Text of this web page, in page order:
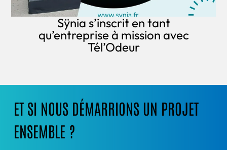
Sÿnia s’inscrit en tant
qu’entreprise à mission avec
Tél’Odeur
ET SI NOUS DÉMARRIONS UN PROJET
ENSEMBLE ?